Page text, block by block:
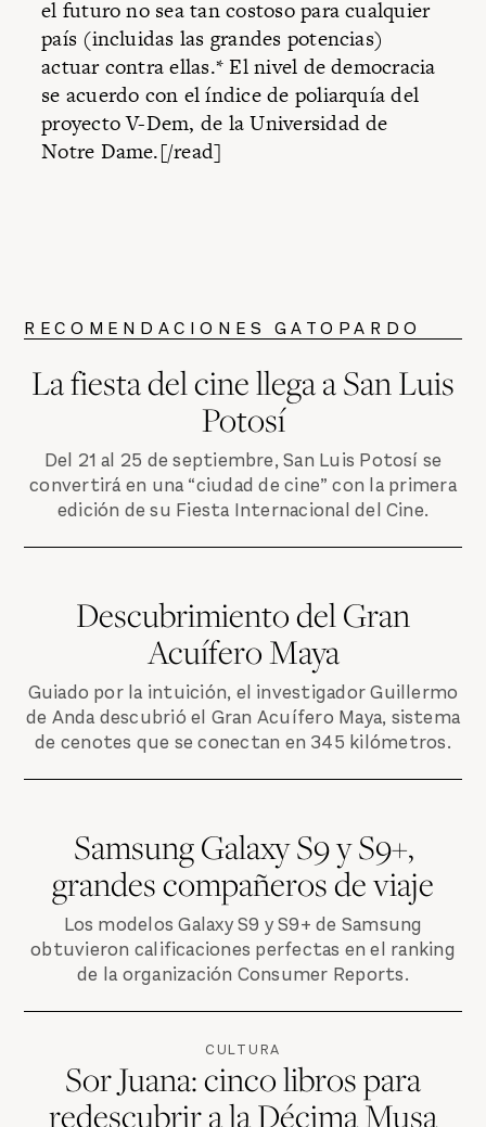
el futuro no sea tan costoso para cualquier
país (incluidas las grandes potencias)
actuar contra ellas.* El nivel de democracia
se acuerdo con el índice de poliarquía del
proyecto V-Dem, de la Universidad de
Notre Dame.[/read]
RECOMENDACIONES GATOPARDO
La fiesta del cine llega a San Luis
Potosí
Del 21 al 25 de septiembre, San Luis Potosí se
convertirá en una “ciudad de cine” con la primera
edición de su Fiesta Internacional del Cine.
Descubrimiento del Gran
Acuífero Maya
Guiado por la intuición, el investigador Guillermo
de Anda descubrió el Gran Acuífero Maya, sistema
de cenotes que se conectan en 345 kilómetros.
Samsung Galaxy S9 y S9+,
grandes compañeros de viaje
Los modelos Galaxy S9 y S9+ de Samsung
obtuvieron calificaciones perfectas en el ranking
de la organización Consumer Reports.
CULTURA
Sor Juana: cinco libros para
redescubrir a la Décima Musa